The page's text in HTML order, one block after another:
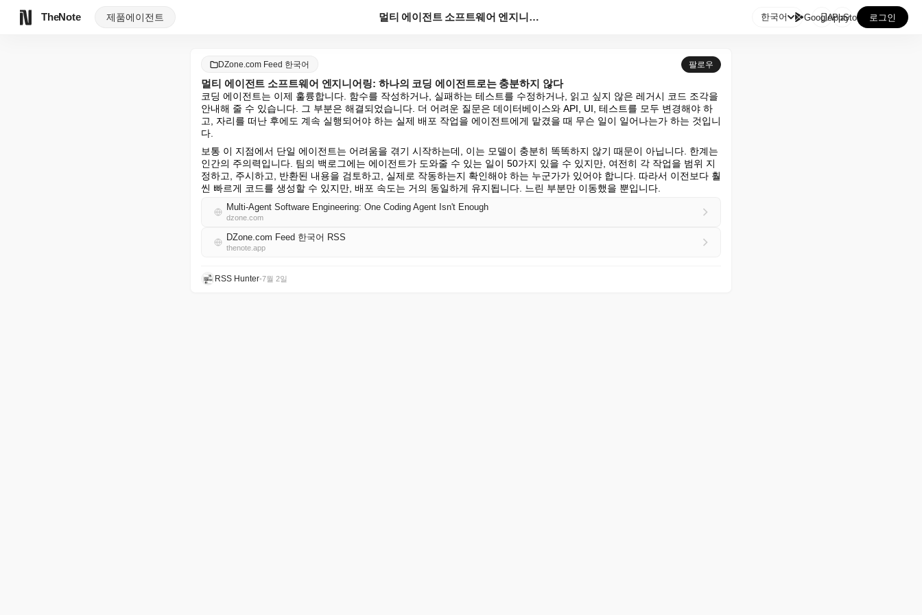
TheNote 제품에이전트 멀티 에이전트 소프트웨어 엔지니어링: 하나의 코딩 에이... 한국어 GooglePlay
AppStore 로그인
DZone.com Feed 한국어 팔로우
멀티 에이전트 소프트웨어 엔지니어링: 하나의 코딩 에이전트로는 충분하지 않다
코딩 에이전트는 이제 훌륭합니다. 함수를 작성하거나, 실패하는 테스트를 수정하거나, 읽고 싶지 않은 레거시 코드 조각을
안내해 줄 수 있습니다. 그 부분은 해결되었습니다. 더 어려운 질문은 데이터베이스와 API, UI, 테스트를 모두 변경해야 하
고, 자리를 떠난 후에도 계속 실행되어야 하는 실제 배포 작업을 에이전트에게 맡겼을 때 무슨 일이 일어나는가 하는 것입니
다.
보통 이 지점에서 단일 에이전트는 어려움을 겪기 시작하는데, 이는 모델이 충분히 똑똑하지 않기 때문이 아닙니다. 한계는
인간의 주의력입니다. 팀의 백로그에는 에이전트가 도와줄 수 있는 일이 50가지 있을 수 있지만, 여전히 각 작업을 범위 지
정하고, 주시하고, 반환된 내용을 검토하고, 실제로 작동하는지 확인해야 하는 누군가가 있어야 합니다. 따라서 이전보다 훨
씬 빠르게 코드를 생성할 수 있지만, 배포 속도는 거의 동일하게 유지됩니다. 느린 부분만 이동했을 뿐입니다.
Multi-Agent Software Engineering: One Coding Agent Isn't Enough
dzone.com
DZone.com Feed 한국어 RSS
thenote.app
RSS Hunter•7월 2일